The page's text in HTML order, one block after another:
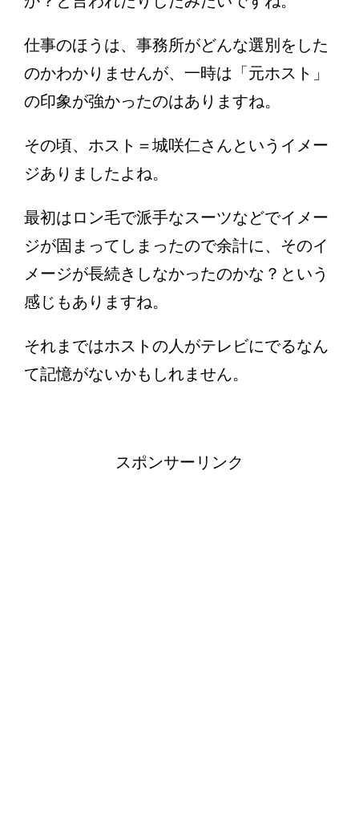
仕事のほうは、事務所がどんな選別をした
のかわかりませんが、一時は「元ホスト」
の印象が強かったのはありますね。
その頃、ホスト＝城咲仁さんというイメー
ジありましたよね。
最初はロン毛で派手なスーツなどでイメー
ジが固まってしまったので余計に、そのイ
メージが長続きしなかったのかな？という
感じもありますね。
それまではホストの人がテレビにでるなん
て記憶がないかもしれません。
スポンサーリンク